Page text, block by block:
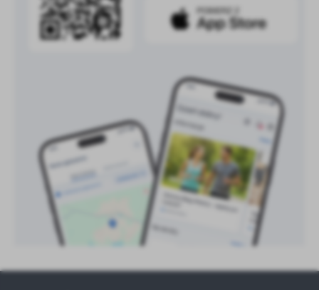
treści w postaci wiadomości, ofert, komunikatów mediów
społecznościowych.